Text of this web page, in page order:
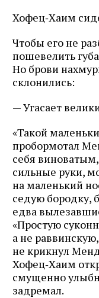
Хофец‑Хаим
Чтобы его не
пошевелить
Но брови
склонились:
— Угасает
«Такой
пробормотал
себя
сильные руки,
на маленький
седую бородку,
едва
«Простую
а не
не крикнул
Хофец‑Хаим
смущенно
задремал.